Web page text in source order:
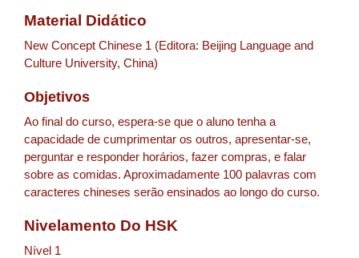
Material Didático
New Concept Chinese 1 (Editora: Beijing Language and
Culture University, China)
Objetivos
Ao final do curso, espera-se que o aluno tenha a
capacidade de cumprimentar os outros, apresentar-se,
perguntar e responder horários, fazer compras, e falar
sobre as comidas. Aproximadamente 100 palavras com
caracteres chineses serão ensinados ao longo do curso.
Nivelamento Do HSK
Nível 1